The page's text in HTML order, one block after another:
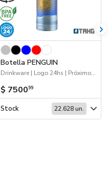
Botella PENGUIN
Drinkware | Logo 24hs | Próximos Arribos
$ 750099
Stock 22.628 un.